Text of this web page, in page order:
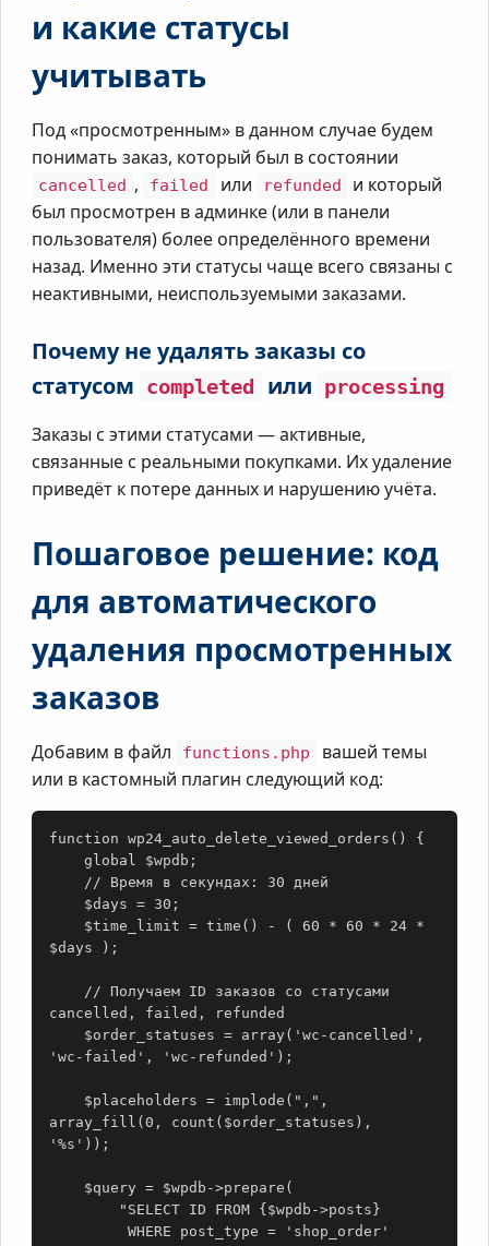
и какие статусы
учитывать
Под «просмотренным» в данном случае будем
понимать заказ, который был в состоянии
cancelled , failed или refunded
и который
был просмотрен в админке (или в панели
пользователя) более определённого времени
назад. Именно эти статусы чаще всего связаны с
неактивными, неиспользуемыми заказами.
Почему не удалять заказы со
статусом completed или processing
Заказы с этими статусами — активные,
связанные с реальными покупками. Их удаление
приведёт к потере данных и нарушению учёта.
Пошаговое решение: код
для автоматического
удаления просмотренных
заказов
Добавим в файл functions.php
вашей темы
или в кастомный плагин следующий код:
function wp24_auto_delete_viewed_orders() {
$days );
cancelled, failed, refunded
'wc-failed', 'wc-refunded');
array_fill(0, count($order_statuses),
'%s'));